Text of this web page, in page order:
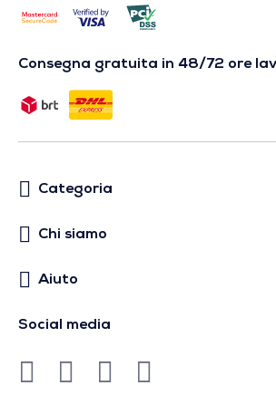
Consegna gratuita in 48/72 ore
Categoria
Chi siamo
Aiuto
Social media